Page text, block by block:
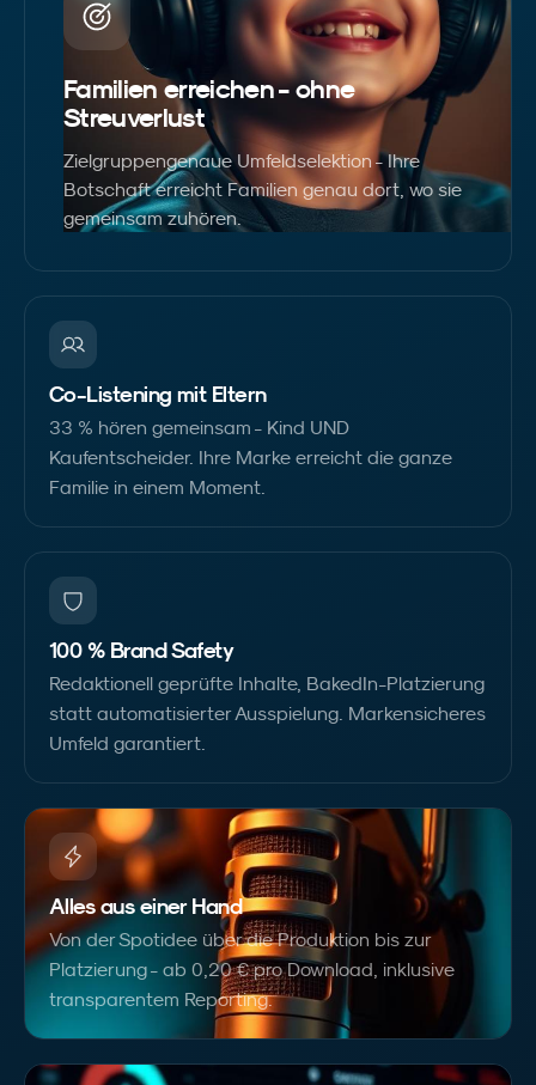
Familien erreichen - ohne
Streuverlust
Zielgruppengenaue Umfeldselektion - Ihre
Botschaft erreicht Familien genau dort, wo sie
gemeinsam zuhören.
Co-Listening mit Eltern
33 % hören gemeinsam - Kind UND
Kaufentscheider. Ihre Marke erreicht die ganze
Familie in einem Moment.
100 % Brand Safety
Redaktionell geprüfte Inhalte, BakedIn-Platzierung
statt automatisierter Ausspielung. Markensicheres
Umfeld garantiert.
Alles aus einer Hand
Von der Spotidee über die Produktion bis zur
Platzierung - ab 0,20 € pro Download, inklusive
transparentem Reporting.